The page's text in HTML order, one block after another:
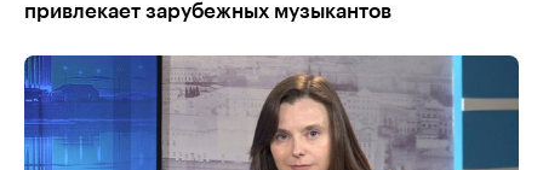
привлекает зарубежных музыкантов